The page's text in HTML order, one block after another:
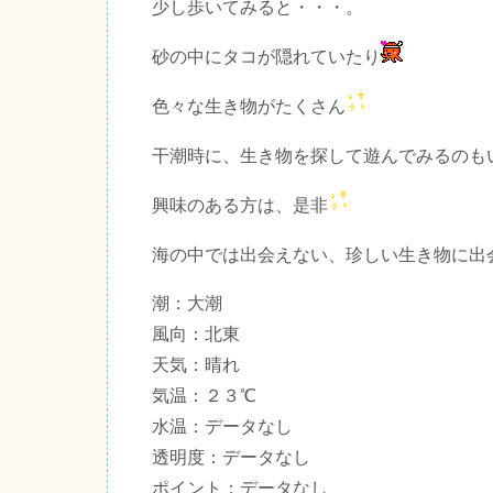
少し歩いてみると・・・。
砂の中にタコが隠れていたり
色々な生き物がたくさん
干潮時に、生き物を探して遊んでみるのも
興味のある方は、是非
海の中では出会えない、珍しい生き物に出
潮：大潮
風向：北東
天気：晴れ
気温：２３℃
水温：データなし
透明度：データなし
ポイント：データなし